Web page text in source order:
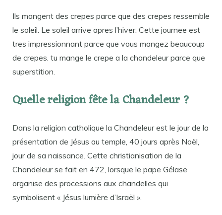
Ils mangent des crepes parce que des crepes ressemble
le soleil. Le soleil arrive apres l’hiver. Cette journee est
tres impressionnant parce que vous mangez beaucoup
de crepes. tu mange le crepe a la chandeleur parce que
superstition.
Quelle religion fête la Chandeleur ?
Dans la religion catholique la Chandeleur est le jour de la
présentation de Jésus au temple, 40 jours après Noël,
jour de sa naissance. Cette christianisation de la
Chandeleur se fait en 472, lorsque le pape Gélase
organise des processions aux chandelles qui
symbolisent « Jésus lumière d’Israël ».